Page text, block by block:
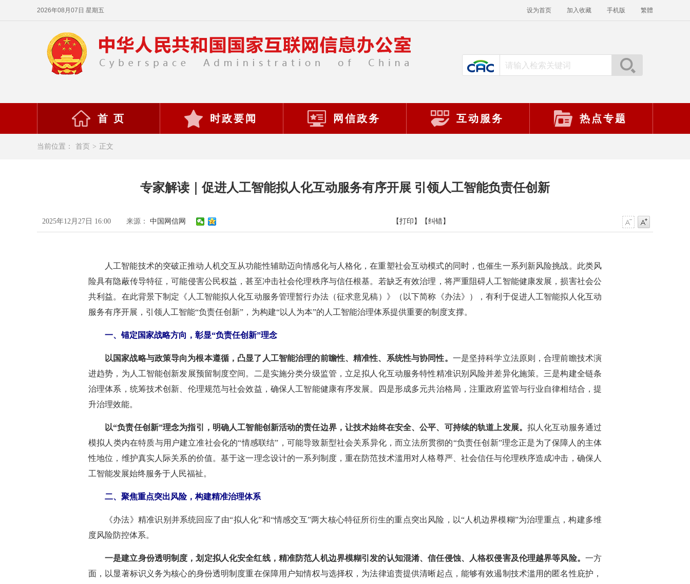
2026年08月07日 星期五 设为首页 加入收藏 手机版 繁體
首 页 时政要闻 网信政务 互动服务 热点专题
当前位置： 首页 > 正文
专家解读｜促进人工智能拟人化互动服务有序开展 引领人工智能负责任创新
2025年12月27日 16:00 来源： 中国网信网 【打印】 【纠错】
人工智能技术的突破正推动人机交互从功能性辅助迈向情感化与人格化，在重塑社会互动模式的同时，也催生一系列新风险挑战。此类风
险具有隐蔽传导特征，可能侵害公民权益，甚至冲击社会伦理秩序与信任根基。若缺乏有效治理，将严重阻碍人工智能健康发展，损害社会公
共利益。在此背景下制定《人工智能拟人化互动服务管理暂行办法（征求意见稿）》（以下简称《办法》），有利于促进人工智能拟人化互动
服务有序开展，引领人工智能“负责任创新”，为构建“以人为本”的人工智能治理体系提供重要的制度支撑。
一、锚定国家战略方向，彰显“负责任创新”理念
以国家战略与政策导向为根本遵循，凸显了人工智能治理的前瞻性、精准性、系统性与协同性。 一是坚持科学立法原则，合理前瞻技术演
进趋势，为人工智能创新发展预留制度空间。二是实施分类分级监管，立足拟人化互动服务特性精准识别风险并差异化施策。三是构建全链条
治理体系，统筹技术创新、伦理规范与社会效益，确保人工智能健康有序发展。四是形成多元共治格局，注重政府监管与行业自律相结合，提
升治理效能。
以“负责任创新”理念为指引，明确人工智能创新活动的责任边界，让技术始终在安全、公平、可持续的轨道上发展。 拟人化互动服务通过
模拟人类内在特质与用户建立准社会化的“情感联结”，可能导致新型社会关系异化，而立法所贯彻的“负责任创新”理念正是为了保障人的主体
性地位，维护真实人际关系的价值。基于这一理念设计的一系列制度，重在防范技术滥用对人格尊严、社会信任与伦理秩序造成冲击，确保人
工智能发展始终服务于人民福祉。
二、聚焦重点突出风险，构建精准治理体系
《办法》精准识别并系统回应了由“拟人化”和“情感交互”两大核心特征所衍生的重点突出风险，以“人机边界模糊”为治理重点，构建多维
度风险防控体系。
一是建立身份透明制度，划定拟人化安全红线，精准防范人机边界模糊引发的认知混淆、信任侵蚀、人格权侵害及伦理越界等风险。 一方
面，以显著标识义务为核心的身份透明制度重在保障用户知情权与选择权，为法律追责提供清晰起点，能够有效遏制技术滥用的匿名性庇护，